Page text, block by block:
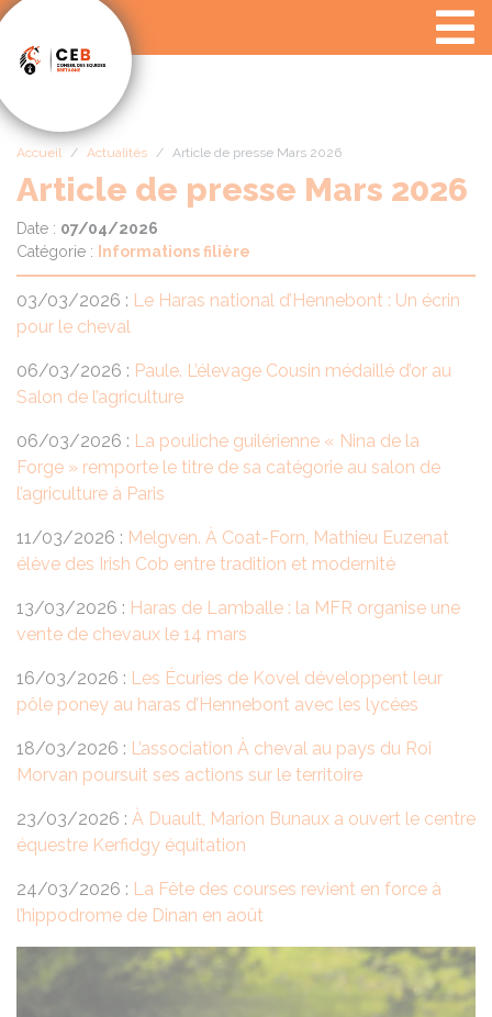
Accueil Actualités Article de presse Mars 2026
Article de presse Mars 2026
Date : 07/04/2026
Catégorie :
Informations filière
03/03/2026 : Le Haras national d’Hennebont : Un écrin
pour le cheval
06/03/2026 : Paule. L’élevage Cousin médaillé d’or au
Salon de l’agriculture
06/03/2026 : La pouliche guilérienne « Nina de la
Forge » remporte le titre de sa catégorie au salon de
l’agriculture à Paris
11/03/2026 : Melgven. À Coat-Forn, Mathieu Euzenat
élève des Irish Cob entre tradition et modernité
13/03/2026 : Haras de Lamballe : la MFR organise une
vente de chevaux le 14 mars
16/03/2026 : Les Écuries de Kovel développent leur
pôle poney au haras d’Hennebont avec les lycées
18/03/2026 : L’association À cheval au pays du Roi
Morvan poursuit ses actions sur le territoire
23/03/2026 : À Duault, Marion Bunaux a ouvert le centre
équestre Kerfidgy équitation
24/03/2026 : La Fête des courses revient en force à
l’hippodrome de Dinan en août
Panneau de gestion des cookies